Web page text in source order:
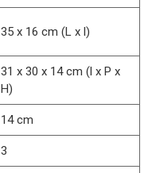
35 x 16 cm (L x l)
31 x 30 x 14 cm (l x P x
H)
14 cm
3